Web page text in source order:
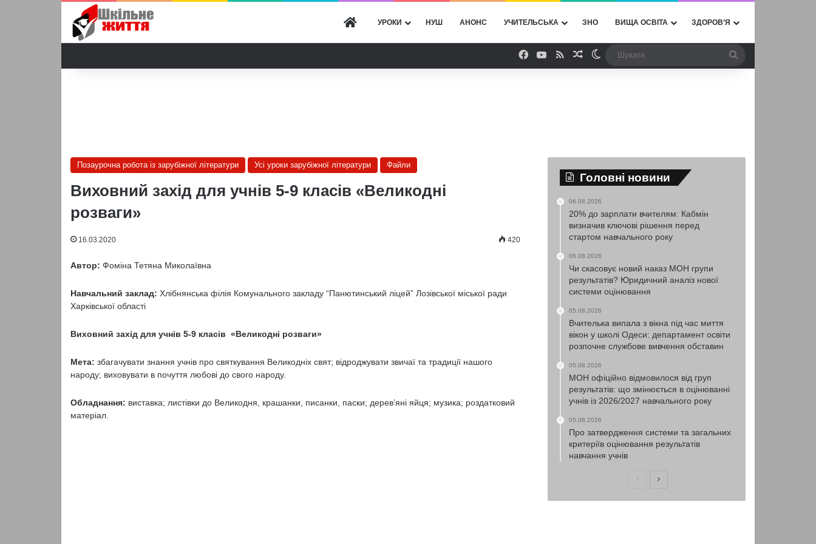
ГОЛОВНА
УРОКИ НУШ АНОНС УЧИТЕЛЬСЬКА ЗНО ВИЩА ОСВІТА ЗДОРОВ’Я
Facebook
YouTube
RSSВипадкова стаття
Switch skin
Позаурочна робота із зарубіжної літератури Усі уроки зарубіжної літератури Файли
Виховний захід для учнів 5-9 класів «Великодні
розваги»
16.03.2020 420
Автор: Фоміна Тетяна Миколаївна
Навчальний заклад: Хлібнянська філія Комунального закладу “Панютинський ліцей” Лозівської міської ради
Харківської області
Виховний захід для учнів 5-9 класів «Великодні розваги»
Мета: збагачувати знання учнів про святкування Великодніх свят; відроджувати звичаї та традиції нашого
народу; виховувати в почуття любові до свого народу.
Обладнання: виставка; листівки до Великодня, крашанки, писанки, паски; дерев’яні яйця; музика; роздатковий
матеріал.
Головні новини
06.08.2026
20% до зарплати вчителям: Кабмін
визначив ключові рішення перед
стартом навчального року
06.08.2026
Чи скасовує новий наказ МОН групи
результатів? Юридичний аналіз нової
системи оцінювання
05.08.2026
Вчителька випала з вікна під час миття
вікон у школі Одеси: департамент освіти
розпочне службове вивчення обставин
05.08.2026
МОН офіційно відмовилося від груп
результатів: що змінюється в оцінюванні
учнів із 2026/2027 навчального року
05.08.2026
Про затвердження системи та загальних
критеріїв оцінювання результатів
навчання учнів
ПопередняНаступна